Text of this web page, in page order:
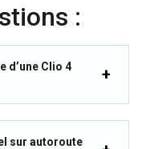
:
d’une Clio 4
sur autoroute